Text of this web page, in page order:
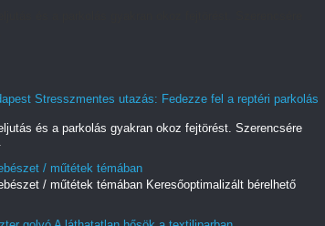
Stresszmentes utazás: Fedezze fel a reptéri parkolás
és a parkolás gyakran okoz fejtörést. Szerencsére
/ műtétek témában
/ műtétek témában Keresőoptimalizált bérelhető